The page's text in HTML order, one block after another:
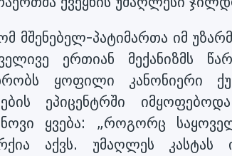
მშენებელ-პატიმართა იმ
ერთიან მექანიზმს
ყოფილი კანონიერი
ეპიცენტრში
ყვება: „როგორც
აქვს. უმაღლეს კასტას